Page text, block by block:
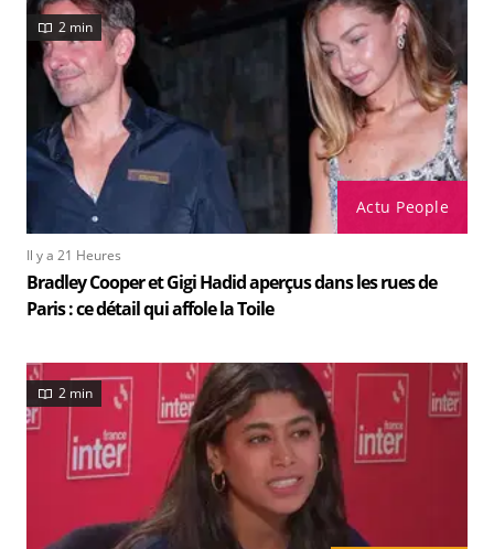
Actu People
2 min
Il y a 21 Heures
Bradley Cooper et Gigi Hadid aperçus dans les rues de
Paris : ce détail qui affole la Toile
2 min